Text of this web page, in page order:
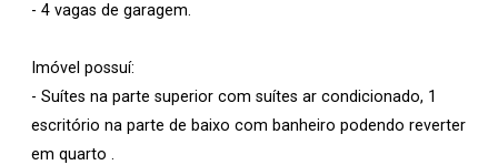
- 4 vagas de garagem.
Imóvel possuí:
- Suítes na parte superior com suítes ar condicionado, 1
escritório na parte de baixo com banheiro podendo reverter
em quarto .